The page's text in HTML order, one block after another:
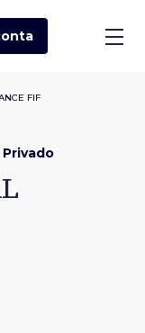
FIF
Privado